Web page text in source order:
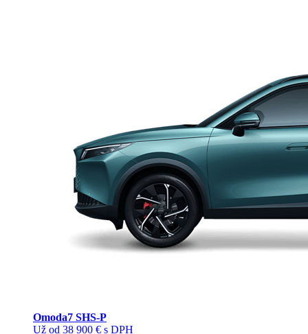
Omoda7 SHS-P
Už od 38 900 € s DPH